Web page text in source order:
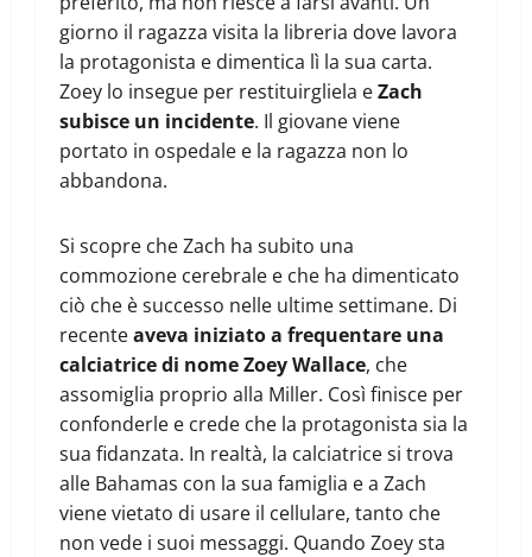
giorno il ragazza visita la libreria dove lavora
la protagonista e dimentica lì la sua carta.
Zoey lo insegue per restituirgliela eZach
subisce un incidente. Il giovane viene
portato in ospedale e la ragazza non lo
abbandona.
Si scopre che Zach ha subito una
commozione cerebrale e che ha dimenticato
ciò che è successo nelle ultime settimane. Di
recenteaveva iniziato a frequentare una
calciatrice di nome Zoey Wallace, che
assomiglia proprio alla Miller. Così finisce per
confonderle e crede che la protagonista sia la
sua fidanzata. In realtà, la calciatrice si trova
alle Bahamas con la sua famiglia e a Zach
viene vietato di usare il cellulare, tanto che
non vede i suoi messaggi. Quando Zoey sta